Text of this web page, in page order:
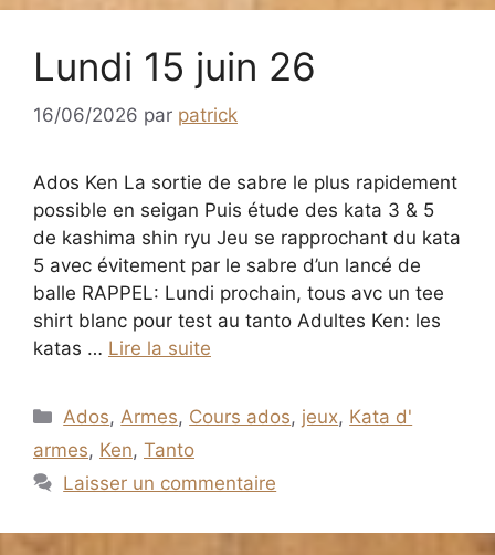
Lundi 15 juin 26
16/06/2026 par patrick
Ados Ken La sortie de sabre le plus rapidement
possible en seigan Puis étude des kata 3 & 5
de kashima shin ryu Jeu se rapprochant du kata
5 avec évitement par le sabre d’un lancé de
balle RAPPEL: Lundi prochain, tous avc un tee
shirt blanc pour test au tanto Adultes Ken: les
katas … Lire la suite
Catégories
Ados,Armes, Cours ados, jeux, Kata d'
armes, Ken, Tanto
Laisser un commentaire